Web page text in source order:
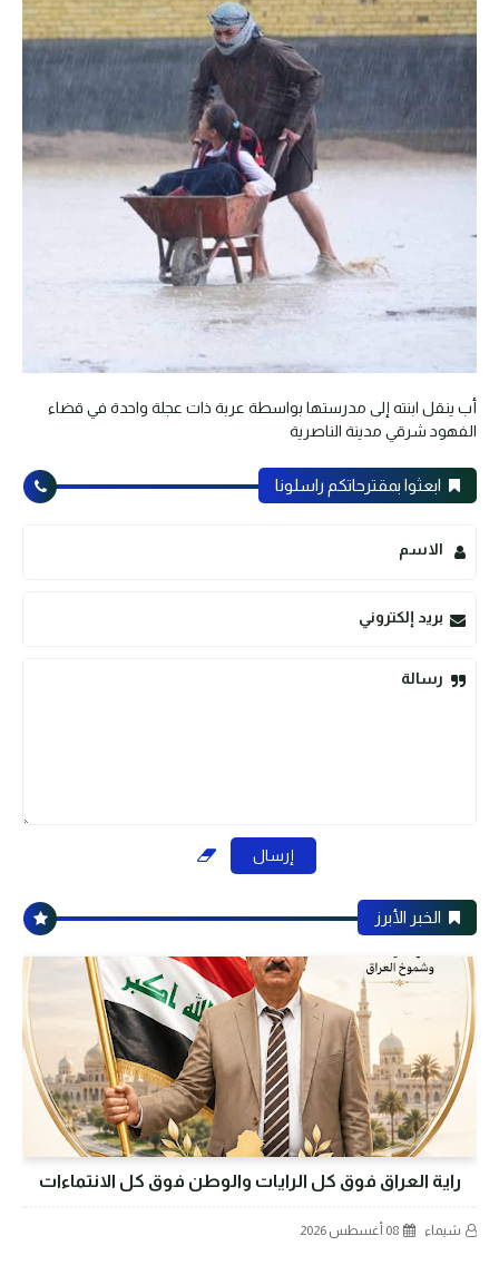
أب ينقل ابنته إلى مدرستها بواسطة عربة ذات عجلة واحدة في قضاء
الفهود شرقي مدينة الناصرية
ابعثوا بمقترحاتكم راسلونا
الاسم
بريد إلكتروني
رسالة
الخبر الأبرز
راية العراق فوق كل الرايات والوطن فوق كل الانتماءات
شيماء 08 أغسطس 2026